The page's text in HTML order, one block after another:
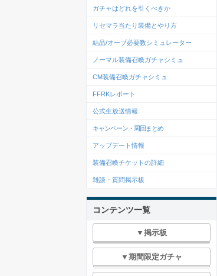
ガチャはどれを引くべきか
リセマラ当たり装備とやり方
結晶/オーブ必要数シミュレーター
ノーマル装備召喚ガチャシミュ
CM装備召喚ガチャシミュ
FFRKレポート
公式生放送情報
キャンペーン・周回まとめ
アップデート情報
装備召喚チケットの詳細
雑談・質問掲示板
コンテンツ一覧
▼掲示板
▼期間限定ガチャ